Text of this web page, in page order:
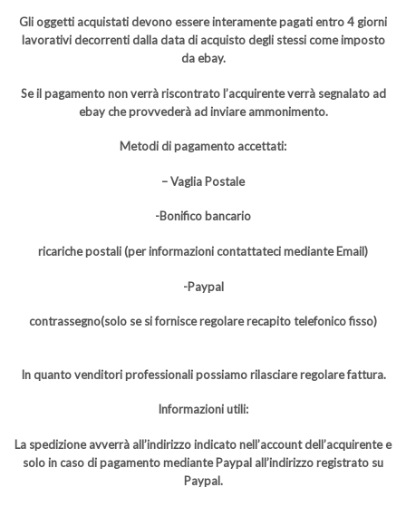
Gli oggetti acquistati devono essere interamente pagati entro 4 giorni
lavorativi decorrenti dalla data di acquisto degli stessi come imposto
da ebay.
Se il pagamento non verrà riscontrato l’acquirente verrà segnalato ad
ebay che provvederà ad inviare ammonimento.
Metodi di pagamento accettati:
– Vaglia Postale
-Bonifico bancario
ricariche postali (per informazioni contattateci mediante Email)
-Paypal
contrassegno(solo se si fornisce regolare recapito telefonico fisso)
In quanto venditori professionali possiamo rilasciare regolare fattura.
Informazioni utili:
La spedizione avverrà all’indirizzo indicato nell’account dell’acquirente e
solo in caso di pagamento mediante Paypal all’indirizzo registrato su
Paypal.